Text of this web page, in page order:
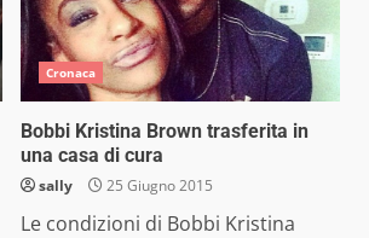
Cronaca
Bobbi Kristina Brown trasferita in
una casa di cura
sally 25 Giugno 2015
Le condizioni di Bobbi Kristina